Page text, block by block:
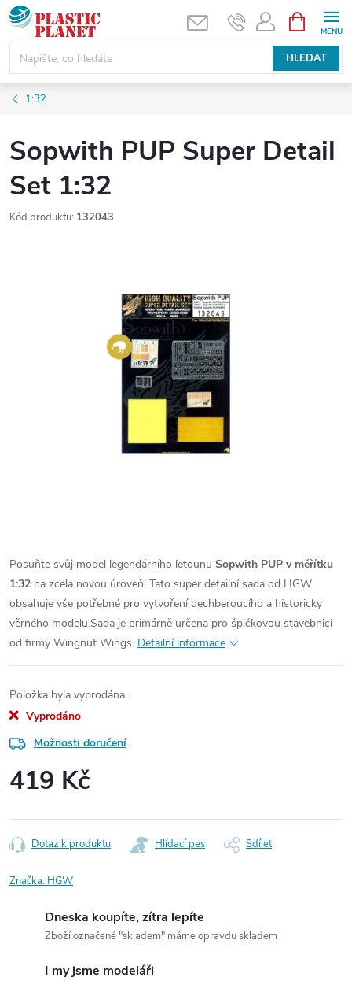
Přejít
na
obsah
HLEDAT
NÁKUPNÍ
KOŠÍK
1:32
Sopwith PUP Super Detail
Set 1:32
Kód produktu: 132043
Posuňte svůj model legendárního letounu Sopwith PUP v měřítku
1:32 na zcela novou úroveň! Tato super detailní sada od HGW
obsahuje vše potřebné pro vytvoření dechberoucího a historicky
věrného modelu.Sada je primárně určena pro špičkovou stavebnici
od firmy Wingnut Wings. Detailní informace
Položka byla vyprodána…
Vyprodáno
Možnosti doručení
419 Kč
cena:
Dotaz k produktu Hlídací pes Sdílet
Značka: HGW
Dneska koupíte, zítra lepíte
Zboží označené "skladem" máme opravdu skladem
I my jsme modeláři